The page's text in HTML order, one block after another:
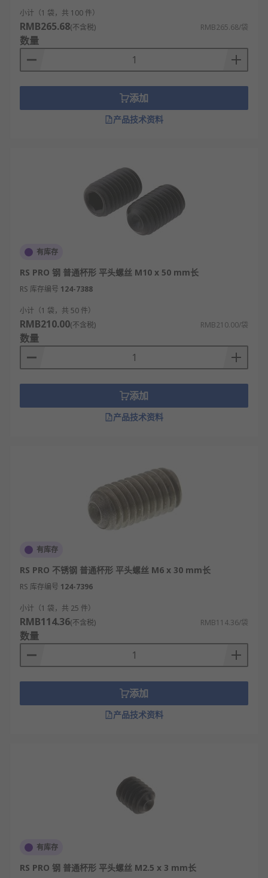
小计（1 袋，共 100 件）
RMB265.68(不含税) RMB265.68/袋
数量
添加
产品技术资料
有库存
RS PRO 钢 普通杯形 平头螺丝 M10 x 50 mm长
RS 库存编号 124-7388
小计（1 袋，共 50 件）
RMB210.00(不含税) RMB210.00/袋
数量
添加
产品技术资料
有库存
RS PRO 不锈钢 普通杯形 平头螺丝 M6 x 30 mm长
RS 库存编号 124-7396
小计（1 袋，共 25 件）
RMB114.36(不含税) RMB114.36/袋
数量
添加
产品技术资料
有库存
RS PRO 钢 普通杯形 平头螺丝 M2.5 x 3 mm长